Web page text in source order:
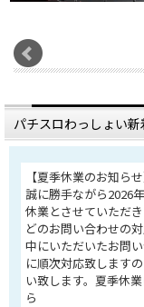
パチスロわっしょい新
【夏季休業のお知らせ
誠に勝手ながら2026
休業とさせていただ
どのお問い合わせの
中にいただいたお問
に順次対応致します
い致します。夏季休
ら